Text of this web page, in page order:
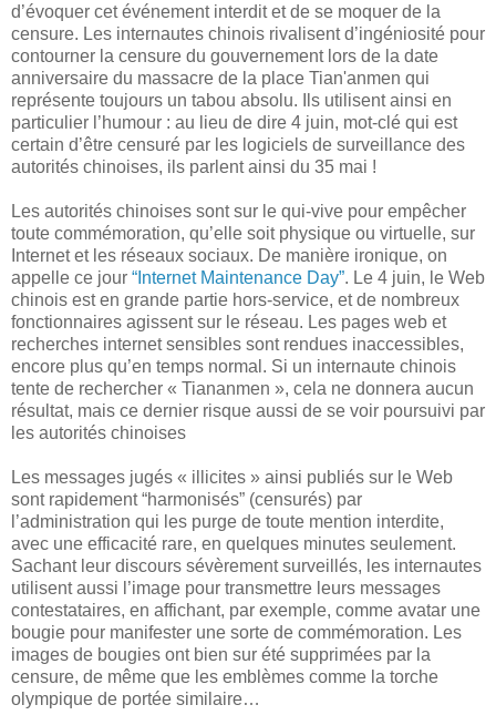
d’évoquer cet événement interdit et de se moquer de la
censure. Les internautes chinois rivalisent d’ingéniosité pour
contourner la censure du gouvernement lors de la date
anniversaire du massacre de la place Tian'anmen qui
représente toujours un tabou absolu. Ils utilisent ainsi en
particulier l’humour : au lieu de dire 4 juin, mot-clé qui est
certain d’être censuré par les logiciels de surveillance des
autorités chinoises, ils parlent ainsi du 35 mai !
Les autorités chinoises sont sur le qui-vive pour empêcher
toute commémoration, qu’elle soit physique ou virtuelle, sur
Internet et les réseaux sociaux. De manière ironique, on
appelle ce jour “Internet Maintenance Day”. Le 4 juin, le Web
chinois est en grande partie hors-service, et de nombreux
fonctionnaires agissent sur le réseau. Les pages web et
recherches internet sensibles sont rendues inaccessibles,
encore plus qu’en temps normal. Si un internaute chinois
tente de rechercher « Tiananmen », cela ne donnera aucun
résultat, mais ce dernier risque aussi de se voir poursuivi par
les autorités chinoises
Les messages jugés « illicites » ainsi publiés sur le Web
sont rapidement “harmonisés” (censurés) par
l’administration qui les purge de toute mention interdite,
avec une efficacité rare, en quelques minutes seulement.
Sachant leur discours sévèrement surveillés, les internautes
utilisent aussi l’image pour transmettre leurs messages
contestataires, en affichant, par exemple, comme avatar une
bougie pour manifester une sorte de commémoration. Les
images de bougies ont bien sur été supprimées par la
censure, de même que les emblèmes comme la torche
olympique de portée similaire…